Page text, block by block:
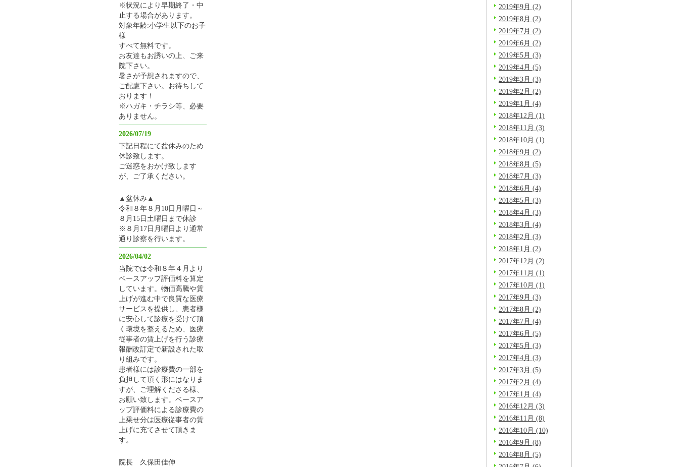
2019年9月 (2)
2019年8月 (2)
2019年7月 (2)
2019年6月 (2)
2019年5月 (3)
2019年4月 (5)
2019年3月 (3)
2019年2月 (2)
2019年1月 (4)
2018年12月 (1)
2018年11月 (3)
2018年10月 (1)
2018年9月 (2)
2018年8月 (5)
2018年7月 (3)
2018年6月 (4)
2018年5月 (3)
2018年4月 (3)
2018年3月 (4)
2018年2月 (3)
2018年1月 (2)
2017年12月 (2)
2017年11月 (1)
2017年10月 (1)
2017年9月 (3)
2017年8月 (2)
2017年7月 (4)
2017年6月 (5)
2017年5月 (3)
2017年4月 (3)
2017年3月 (5)
2017年2月 (4)
2017年1月 (4)
2016年12月 (3)
2016年11月 (8)
2016年10月 (10)
2016年9月 (8)
2016年8月 (5)
※状況により早期終了・中
止する場合があります。
対象年齢:小学生以下のお子
様
すべて無料です。
お友達もお誘いの上、ご来
院下さい。
暑さが予想されますので、
ご配慮下さい。お待ちして
おります！
※ハガキ・チラシ等、必要
ありません。
2026/07/19
下記日程にて盆休みのため
休診致します。
ご迷惑をおかけ致します
が、ご了承ください。
▲盆休み▲
令和８年８月10日月曜日～
８月15日土曜日まで休診
※８月17日月曜日より通常
通り診察を行います。
2026/04/02
当院では令和８年４月より
ベースアップ評価料を算定
しています。物価高騰や賃
上げが進む中で良質な医療
サービスを提供し、患者様
に安心して診療を受けて頂
く環境を整えるため、医療
従事者の賃上げを行う診療
報酬改訂定で新設された取
り組みです。
患者様には診療費の一部を
負担して頂く形にはなりま
すが、ご理解くださる様、
お願い致します。ベースア
ップ評価料による診療費の
上乗せ分は医療従事者の賃
上げに充てさせて頂きま
す。
院長 久保田佳伸